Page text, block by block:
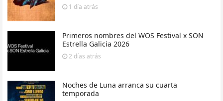
1 día atrás
Primeros nombres del WOS Festival x SON
Estrella Galicia 2026
2 días atrás
Noches de Luna arranca su cuarta
temporada